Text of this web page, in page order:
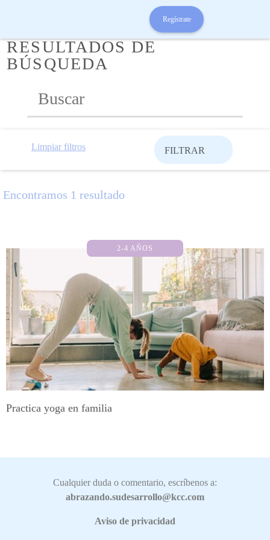
Regístrate
RESULTADOS DE
BÚSQUEDA
FILTRAR
Limpiar filtros
Encontramos 1 resultado
2-4 AÑOS
Practica yoga en familia
Cualquier duda o comentario, escríbenos a:
abrazando.sudesarrollo@kcc.com
Aviso de privacidad